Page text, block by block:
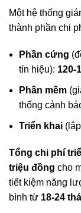
Một hệ thống
thành phần chi
Phần cứng
tín hiệu): 120-
Phần mềm
thống cảnh
Triển khai
Tổng chi phí
triệu đồng cho
tiết kiệm năng
bình từ 18-24